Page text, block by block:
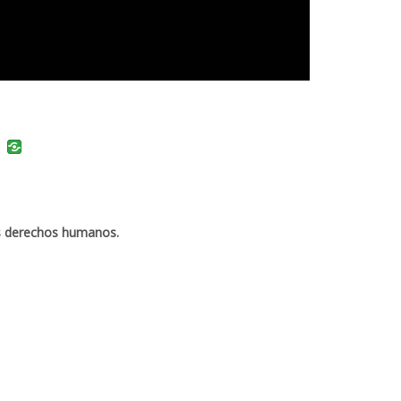
VK
humanos.